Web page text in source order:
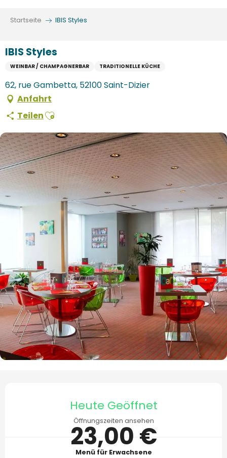
Startseite IBIS Styles
IBIS Styles
WEINBAR / CHAMPAGNERBAR TRADITIONELLE KÜCHE
62, rue Gambetta, 52100 Saint-Dizier
Anfahrt
TeilenAjouter aux favoris
Heute Geöffnet
Öffnungszeiten ansehen
23,00 €
Menü für Erwachsene